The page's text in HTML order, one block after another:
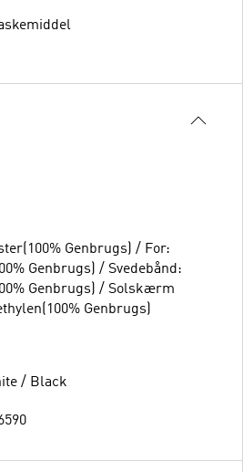
Genbrugs) / For:
Genbrugs) / Svedebånd:
Genbrugs) / Solskærm
Genbrugs)
/ Black